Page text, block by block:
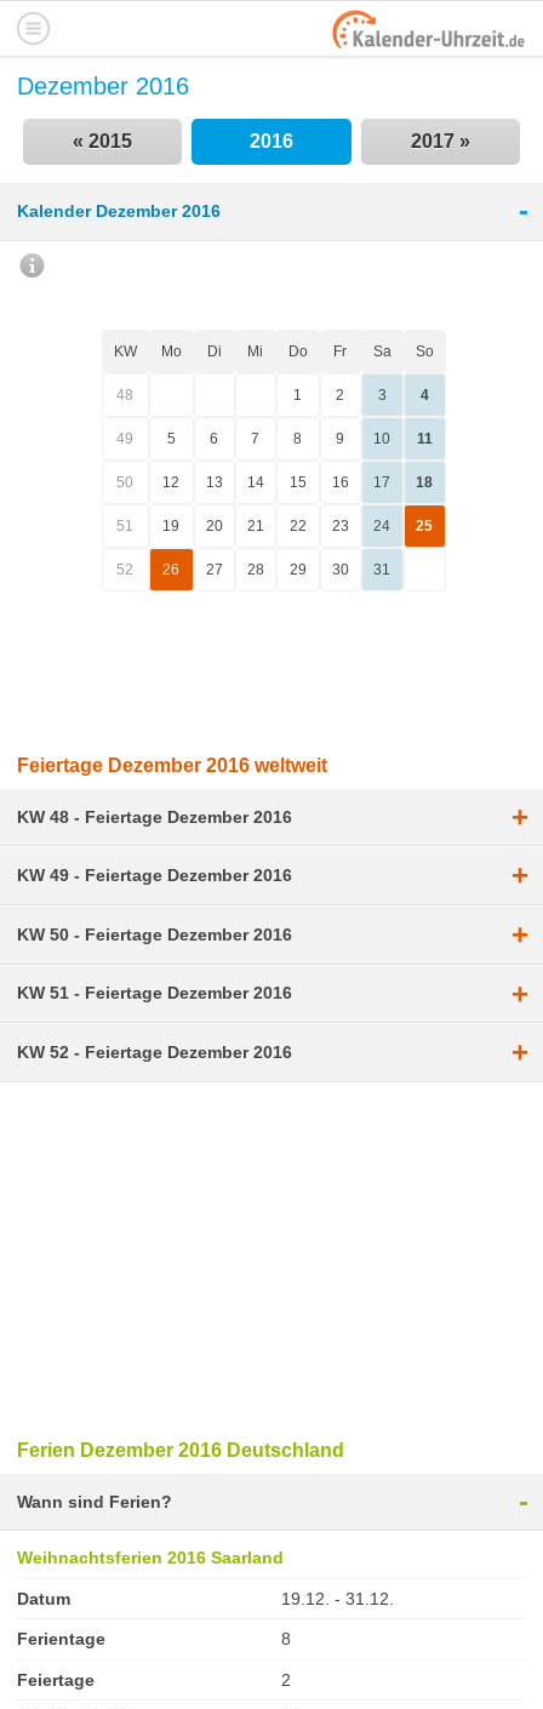
Dezember 2016
« 2015 2016 2017 »
Kalender Dezember 2016 -
KW Mo Di Mi Do Fr Sa So
48 1 2 3 4
49 5 6 7 8 9 10 11
50 12 13 14 15 16 17 18
51 19 20 21 22 23 24 25
52 26 27 28 29 30 31
Feiertage Dezember 2016 weltweit
KW 48 - Feiertage Dezember 2016 +
KW 49 - Feiertage Dezember 2016 +
KW 50 - Feiertage Dezember 2016 +
KW 51 - Feiertage Dezember 2016 +
KW 52 - Feiertage Dezember 2016 +
Ferien Dezember 2016 Deutschland
Wann sind Ferien? -
Weihnachtsferien 2016 Saarland
Datum 19.12. - 31.12.
Ferientage 8
Feiertage 2